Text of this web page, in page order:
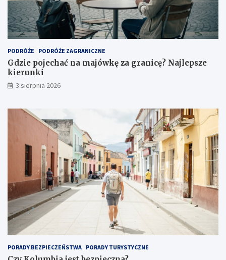
PODRÓŻE PODRÓŻE ZAGRANICZNE
Gdzie pojechać na majówkę za granicę? Najlepsze
kierunki
3 sierpnia 2026
PORADY BEZPIECZEŃSTWA PORADY TURYSTYCZNE